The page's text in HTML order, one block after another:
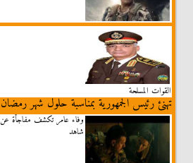
القوات المسلحة
تهنئ رئيس الجمهورية بمناسبة حلول شهر رمضان
شاهد